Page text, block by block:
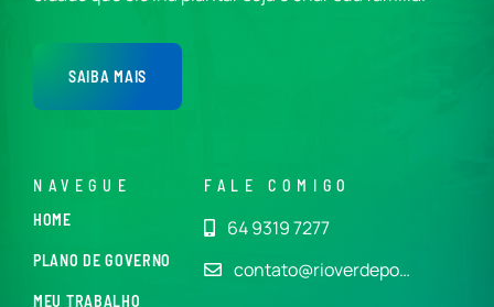
SAIBA MAIS
NAVEGUE
HOME
PLANO DE GOVERNO
MEU TRABALHO
FALE COMIGO
64 9319 7277
contato@rioverdepo…